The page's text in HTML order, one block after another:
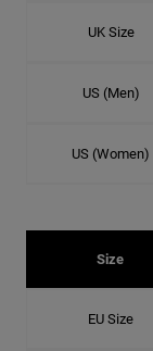
UK Size
US (Men)
US (Women)
Size
EU Size